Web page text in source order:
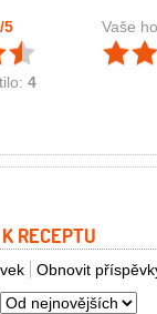
/5
4
Vaše
K RECEPTU
Obnovit